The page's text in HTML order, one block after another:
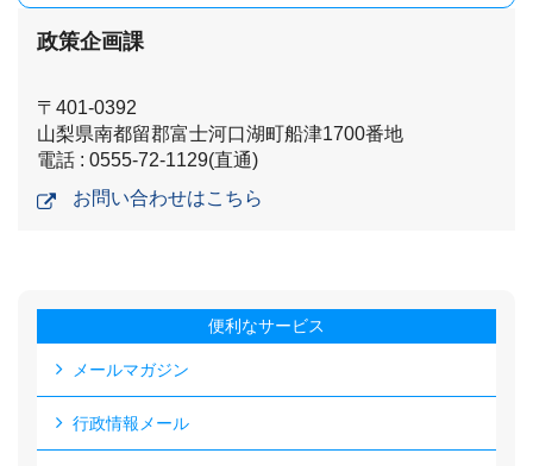
政策企画課
〒401-0392
山梨県南都留郡富士河口湖町船津1700番地
電話 : 0555-72-1129(直通)
お問い合わせはこちら
便利なサービス
メールマガジン
行政情報メール